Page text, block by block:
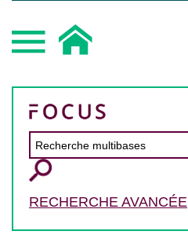
RECHERCHE AVANCÉE